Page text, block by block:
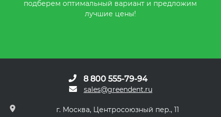
подберем оптимальный вариант и предложим
лучшие цены!
8 800 555-79-94
sales@greendent.ru
г. Москва, Центросоюзный пер., 11